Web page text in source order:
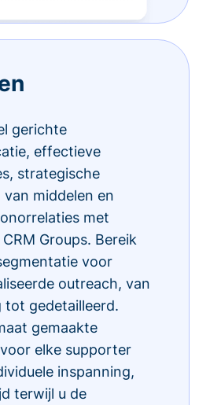
gerichte
effectieve
strategische
middelen en
met
Groups. Bereik
voor
outreach, van
tot gedetailleerd.
gemaakte
elke supporter
inspanning,
terwijl u de